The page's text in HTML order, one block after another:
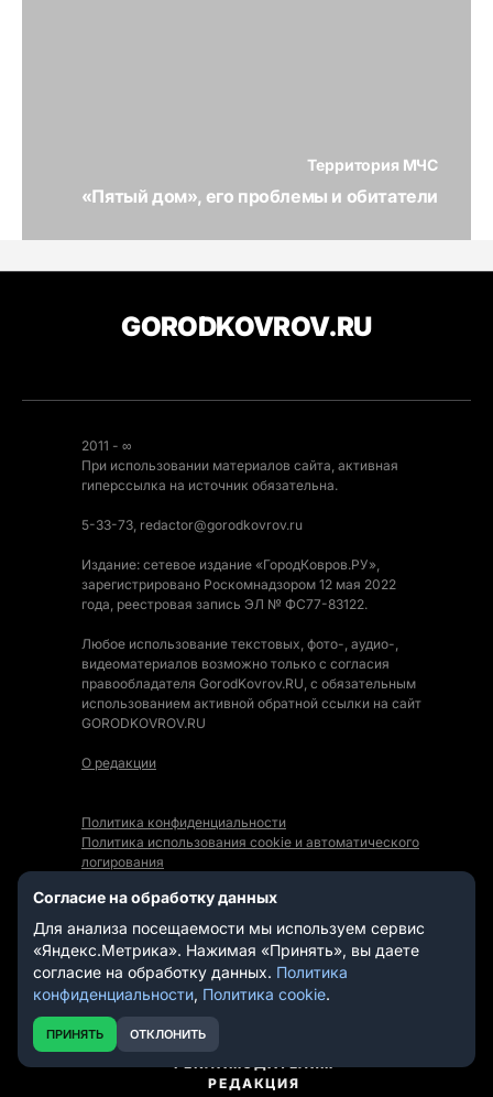
Территория МЧС
«Пятый дом», его проблемы и обитатели
GORODKOVROV.RU
2011 - ∞
При использовании материалов сайта, активная
гиперссылка на источник обязательна.
5-33-73, redactor@gorodkovrov.ru
Издание: сетевое издание «ГородКовров.РУ»,
зарегистрировано Роскомнадзором 12 мая 2022
года, реестровая запись ЭЛ № ФС77-83122.
Любое использование текстовых, фото-, аудио-,
видеоматериалов возможно только с согласия
правообладателя GorodKovrov.RU, с обязательным
использованием активной обратной ссылки на сайт
GORODKOVROV.RU
О редакции
Политика конфиденциальности
Политика использования cookie и автоматического
логирования
Мы в социальных сетях:
СТАТЬИ
НОВОСТИ
РЕКЛАМОДАТЕЛЯМ
РЕДАКЦИЯ
Согласие на обработку данных
Для анализа посещаемости мы используем сервис
«Яндекс.Метрика». Нажимая «Принять», вы даете
согласие на обработку данных. Политика
конфиденциальности, Политика cookie.
ПРИНЯТЬ ОТКЛОНИТЬ